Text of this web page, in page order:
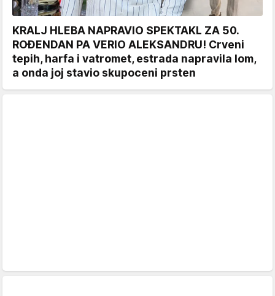
KRALJ HLEBA NAPRAVIO SPEKTAKL ZA 50.
ROĐENDAN PA VERIO ALEKSANDRU! Crveni
tepih, harfa i vatromet, estrada napravila lom,
a onda joj stavio skupoceni prsten